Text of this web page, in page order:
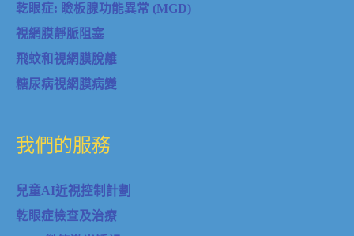
乾眼症: 瞼板腺功能異常 (MGD)
視網膜靜脈阻塞
飛蚊和視網膜脫離
糖尿病視網膜病變
我們的服務
兒童AI近視控制計劃
乾眼症檢查及治療